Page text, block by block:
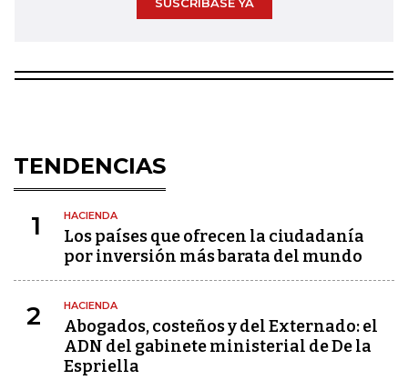
TENDENCIAS
1 HACIENDA
Los países que ofrecen la ciudadanía
por inversión más barata del mundo
2 HACIENDA
Abogados, costeños y del Externado: el
ADN del gabinete ministerial de De la
Espriella